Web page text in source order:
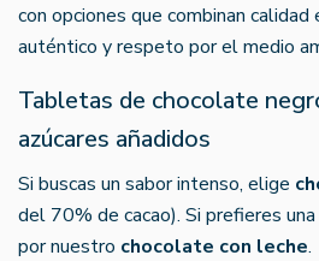
con opciones que combinan calidad
auténtico y respeto por el medio
Tabletas de chocolate
azúcares añadidos
Si buscas un sabor intenso, elige
del 70% de cacao). Si prefieres
por nuestro chocolate con leche.